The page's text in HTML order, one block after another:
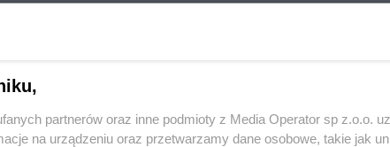
od 10:00 do 16:0
Zwycięstwa 20 a także pomieszczeniach
partnerów oraz inne podmioty z Media Operator sp z.o.o.
na urządzeniu oraz przetwarzamy dane osobowe, takie jak